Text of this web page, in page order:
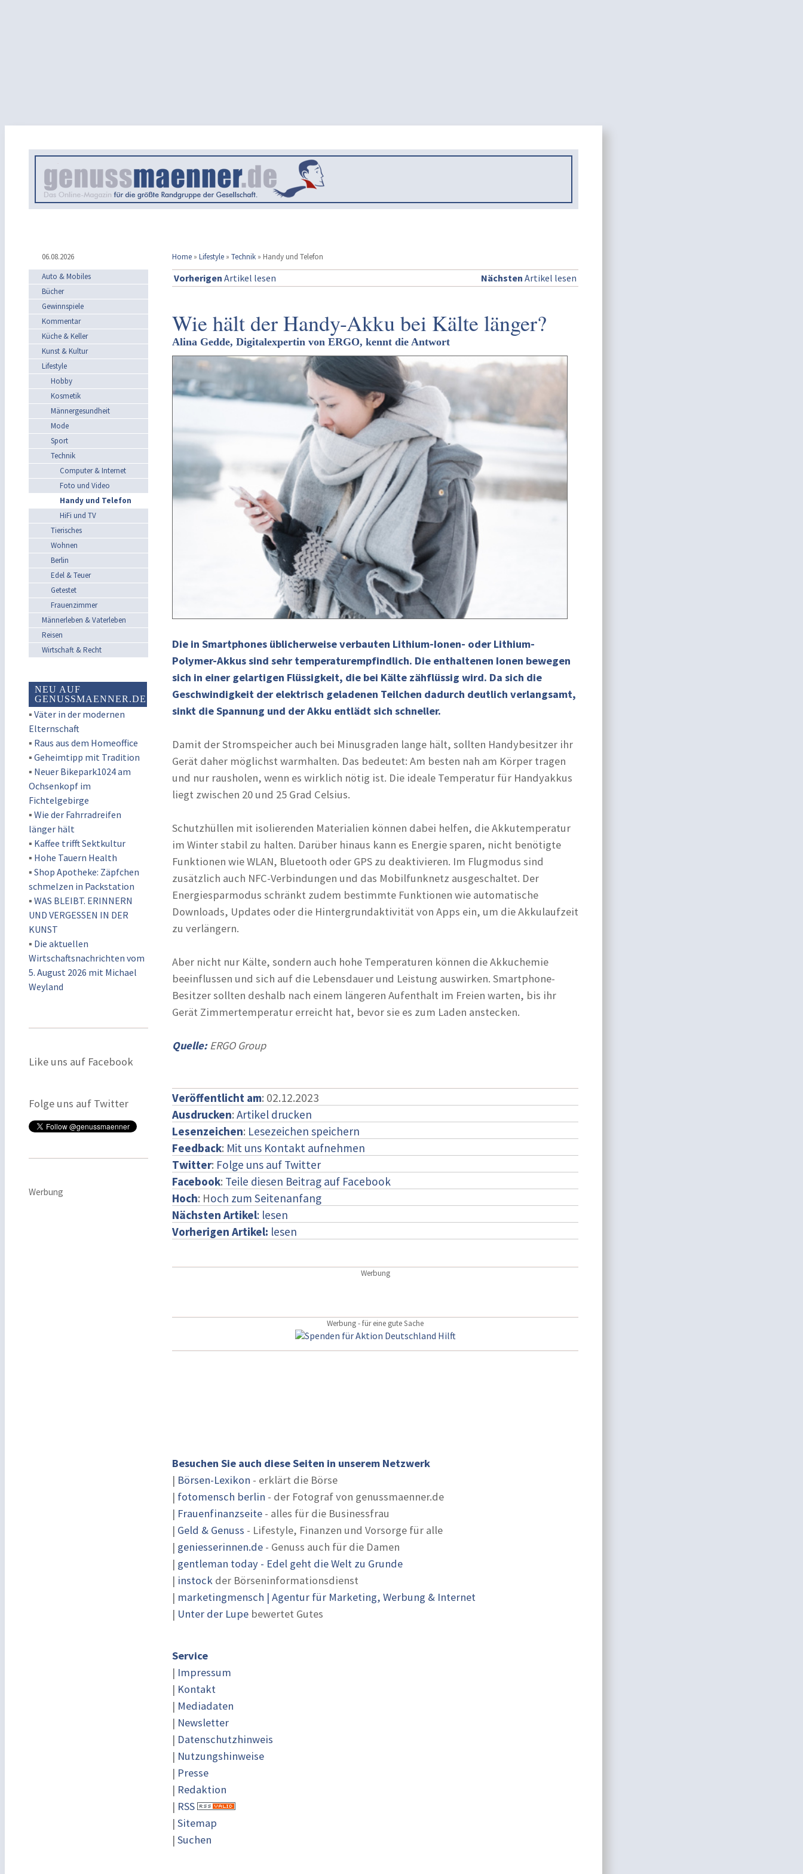
06.08.2026 Home » Lifestyle » Technik » Handy und Telefon
Auto & Mobiles
Bücher
Gewinnspiele
Kommentar
Küche & Keller
Kunst & Kultur
Lifestyle
Hobby
Kosmetik
Männergesundheit
Mode
Sport
Technik
Computer & Internet
Foto und Video
Handy und Telefon
HiFi und TV
Tierisches
Wohnen
Berlin
Edel & Teuer
Getestet
Frauenzimmer
Männerleben & Vaterleben
Reisen
Wirtschaft & Recht
NEU AUF
GENUSSMAENNER.DE
▪ Väter in der modernen
Elternschaft
▪ Raus aus dem Homeoffice
▪ Geheimtipp mit Tradition
▪ Neuer Bikepark1024 am
Ochsenkopf im
Fichtelgebirge
▪ Wie der Fahrradreifen
länger hält
▪ Kaffee trifft Sektkultur
▪ Hohe Tauern Health
▪ Shop Apotheke: Zäpfchen
schmelzen in Packstation
▪ WAS BLEIBT. ERINNERN
UND VERGESSEN IN DER
KUNST
▪ Die aktuellen
Wirtschaftsnachrichten vom
5. August 2026 mit Michael
Weyland
Like uns auf Facebook
Folge uns auf Twitter
Werbung
Vorherigen Artikel lesen Nächsten Artikel lesen
Wie hält der Handy-Akku bei Kälte länger?
Alina Gedde, Digitalexpertin von ERGO, kennt die Antwort
Die in Smartphones üblicherweise verbauten Lithium-Ionen- oder Lithium-
Polymer-Akkus sind sehr temperaturempfindlich. Die enthaltenen Ionen bewegen
sich in einer gelartigen Flüssigkeit, die bei Kälte zähflüssig wird. Da sich die
Geschwindigkeit der elektrisch geladenen Teilchen dadurch deutlich verlangsamt,
sinkt die Spannung und der Akku entlädt sich schneller.
Damit der Stromspeicher auch bei Minusgraden lange hält, sollten Handybesitzer ihr
Gerät daher möglichst warmhalten. Das bedeutet: Am besten nah am Körper tragen
und nur rausholen, wenn es wirklich nötig ist. Die ideale Temperatur für Handyakkus
liegt zwischen 20 und 25 Grad Celsius.
Schutzhüllen mit isolierenden Materialien können dabei helfen, die Akkutemperatur
im Winter stabil zu halten. Darüber hinaus kann es Energie sparen, nicht benötigte
Funktionen wie WLAN, Bluetooth oder GPS zu deaktivieren. Im Flugmodus sind
zusätzlich auch NFC-Verbindungen und das Mobilfunknetz ausgeschaltet. Der
Energiesparmodus schränkt zudem bestimmte Funktionen wie automatische
Downloads, Updates oder die Hintergrundaktivität von Apps ein, um die Akkulaufzeit
zu verlängern.
Aber nicht nur Kälte, sondern auch hohe Temperaturen können die Akkuchemie
beeinflussen und sich auf die Lebensdauer und Leistung auswirken. Smartphone-
Besitzer sollten deshalb nach einem längeren Aufenthalt im Freien warten, bis ihr
Gerät Zimmertemperatur erreicht hat, bevor sie es zum Laden anstecken.
Quelle:ERGO Group
Veröffentlicht am: 02.12.2023
Ausdrucken: Artikel drucken
Lesenzeichen: Lesezeichen speichern
Feedback: Mit uns Kontakt aufnehmen
Twitter: Folge uns auf Twitter
Facebook: Teile diesen Beitrag auf Facebook
Hoch: Hoch zum Seitenanfang
Nächsten Artikel: lesen
Vorherigen Artikel: lesen
Werbung
Werbung - für eine gute Sache
Besuchen Sie auch diese Seiten in unserem Netzwerk
| Börsen-Lexikon - erklärt die Börse
| fotomensch berlin - der Fotograf von genussmaenner.de
| Frauenfinanzseite - alles für die Businessfrau
| Geld & Genuss - Lifestyle, Finanzen und Vorsorge für alle
| geniesserinnen.de - Genuss auch für die Damen
| gentleman today - Edel geht die Welt zu Grunde
| instock der Börseninformationsdienst
| marketingmensch | Agentur für Marketing, Werbung & Internet
| Unter der Lupe bewertet Gutes
Service
| Impressum
| Kontakt
| Mediadaten
| Newsletter
| Datenschutzhinweis
| Nutzungshinweise
| Presse
| Redaktion
| RSS
| Sitemap
| Suchen